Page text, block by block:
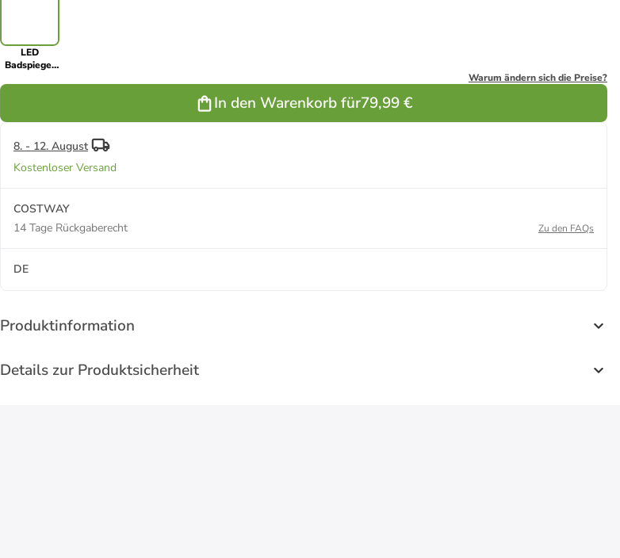
LED
Badspiegel
Beleuchtung
Warum ändern sich die Preise?
In den Warenkorb für79,99 €
8. - 12. August
Kostenloser Versand
COSTWAY
14 Tage Rückgaberecht
Zu den FAQs
DE
Produktinformation
Details zur Produktsicherheit